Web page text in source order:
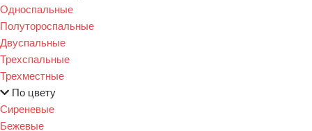
Односпальные
Полутороспальные
Двуспальные
Трехспальные
Трехместные
По цвету
Сиреневые
Бежевые